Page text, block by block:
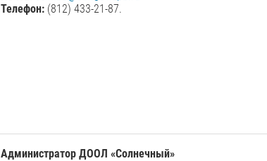
Телефон: (812) 433-21-87.
Администратор ДООЛ «Солнечный»